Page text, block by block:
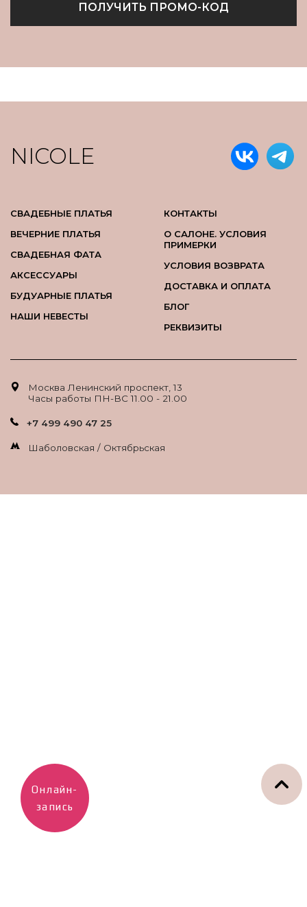
ПОЛУЧИТЬ ПРОМО-КОД
NICOLE
СВАДЕБНЫЕ ПЛАТЬЯ
ВЕЧЕРНИЕ ПЛАТЬЯ
СВАДЕБНАЯ ФАТА
АКСЕССУАРЫ
БУДУАРНЫЕ ПЛАТЬЯ
НАШИ НЕВЕСТЫ
КОНТАКТЫ
О САЛОНЕ. УСЛОВИЯ
ПРИМЕРКИ
УСЛОВИЯ ВОЗВРАТА
ДОСТАВКА И ОПЛАТА
БЛОГ
РЕКВИЗИТЫ
Москва Ленинский проспект, 13
Часы работы ПН-ВС 11.00 - 21.00
+7 499 490 47 25
Шаболовская / Октябрьская
Онлайн-
запись